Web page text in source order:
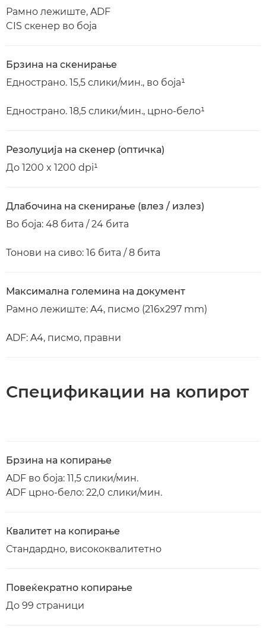
Рамно лежиште, ADF
CIS скенер во боја
Брзина на скенирање
Еднострано. 15,5 слики/мин., во боја¹
Еднострано. 18,5 слики/мин., црно-бело¹
Резолуција на скенер (оптичка)
До 1200 x 1200 dpi¹
Длабочина на скенирање (влез / излез)
Во боја: 48 бита / 24 бита
Тонови на сиво: 16 бита / 8 бита
Максимална големина на документ
Рамно лежиште: A4, писмо (216x297 mm)
ADF: A4, писмо, правни
Спецификации на копирот
Брзина на копирање
ADF во боја: 11,5 слики/мин.
ADF црно-бело: 22,0 слики/мин.
Квалитет на копирање
Стандардно, висококвалитетно
Повеќекратно копирање
До 99 страници